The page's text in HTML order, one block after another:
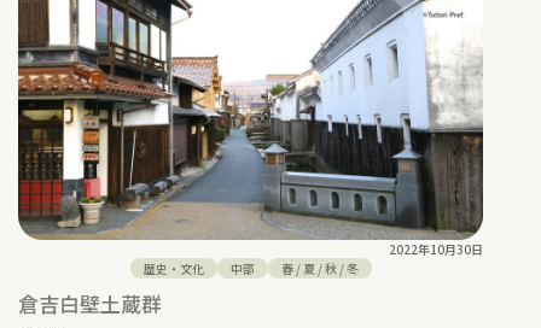
2022年10月30日
歴史・文化
中部 春/ 夏/秋/冬
倉吉白壁土蔵群